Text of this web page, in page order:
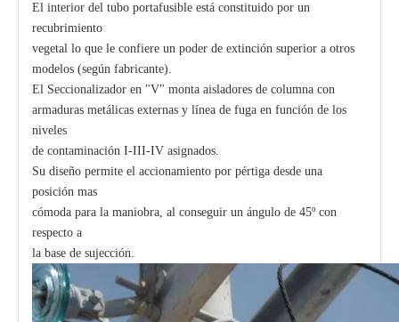
El interior del tubo portafusible está constituido por un
recubrimiento
vegetal lo que le confiere un poder de extinción superior a otros
modelos (según fabricante).
El Seccionalizador en "V" monta aisladores de columna con
armaduras metálicas externas y línea de fuga en función de los
niveles
de contaminación I-III-IV asignados.
Su diseño permite el accionamiento por pértiga desde una
posición mas
cómoda para la maniobra, al conseguir un ángulo de 45º con
respecto a
la base de sujección.